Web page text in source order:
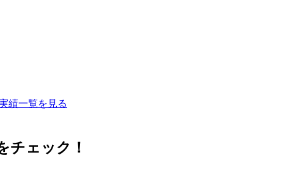
績一覧を見る
チェック！